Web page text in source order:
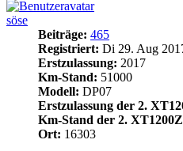
söse
Beiträge: 465
Registriert: Di 29. Aug
Erstzulassung: 2017
Km-Stand: 51000
Modell: DP07
Erstzulassung der 2.
Km-Stand der 2.
Ort: 16303